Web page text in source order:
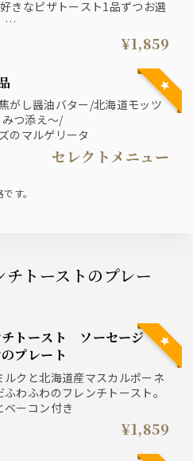
きなピザトースト1品ずつお選
ームのエスプーマ ボロネーゼ・
ンバーグパスタ・北海道ストラ
でのご用意となります
¥1,859
がし醤油バター/北海道モッツ
つ添え～/
のマルゲリータ
セレクトメニュー
す。
プレート
ルクと北海道産マスカルポーネ
わふわのフレンチトースト。
ベーコン付き
¥1,859